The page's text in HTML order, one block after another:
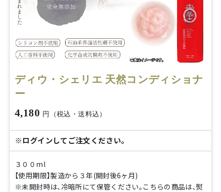
ディウ・シェリエ 天然コンディショナ
ー
4,180 円（税込・送料込）
※ログインしてご注文ください。
３００ml
【使用期限】製造から３年(開封後6ヶ月)
※未開封時は、冷暗所にて保管ください。こちらの商品は、熨